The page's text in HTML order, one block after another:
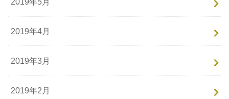
2019年4月
2019年3月
2019年2月